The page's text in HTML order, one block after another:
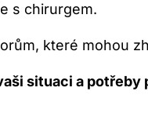
s chirurgem.
které mohou
situaci a